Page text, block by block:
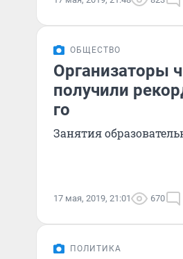
ОБЩЕСТВО
Организаторы
получили
го
Занятия
17 мая, 2019, 21:01 670
ПОЛИТИКА